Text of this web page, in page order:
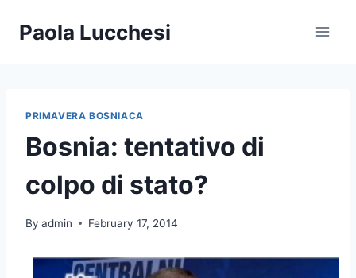
Paola Lucchesi
PRIMAVERA BOSNIACA
Bosnia: tentativo di
colpo di stato?
By admin February 17, 2014